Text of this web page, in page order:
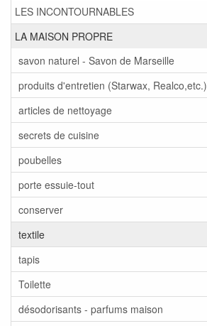
LES INCONTOURNABLES
LA MAISON PROPRE
savon naturel - Savon de Marseille
produits d'entretien (Starwax, Realco,etc.)
articles de nettoyage
secrets de cuisine
poubelles
porte essuie-tout
conserver
textile
tapis
Toilette
désodorisants - parfums maison